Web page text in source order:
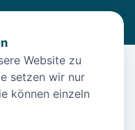
– Norden
Website zu
setzen wir nur
können einzeln